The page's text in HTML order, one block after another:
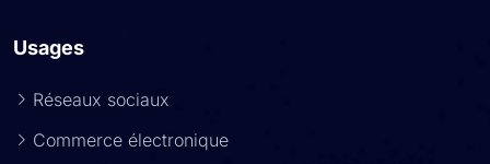
Usages
Réseaux sociaux
Commerce électronique